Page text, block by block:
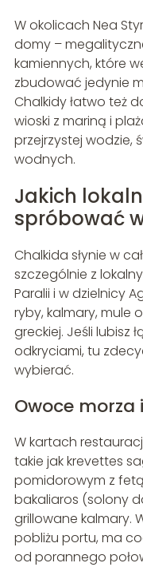
W okolicach Nea
domy –
kamiennych, które
zbudować jedynie
Chalkidy łatwo też
wioski z mariną i
przejrzystej wodzie,
wodnych.
Jakich
spróbować
Chalkida słynie w
szczególnie z
Paralii i w dzielnicy
ryby, kalmary, mule
greckiej. Jeśli lubisz
odkryciami, tu
wybierać.
Owoce morza
W kartach
takie jak krevettes
pomidorowym z
bakaliaros (solony
grillowane kalmary.
pobliżu portu, ma
od porannego